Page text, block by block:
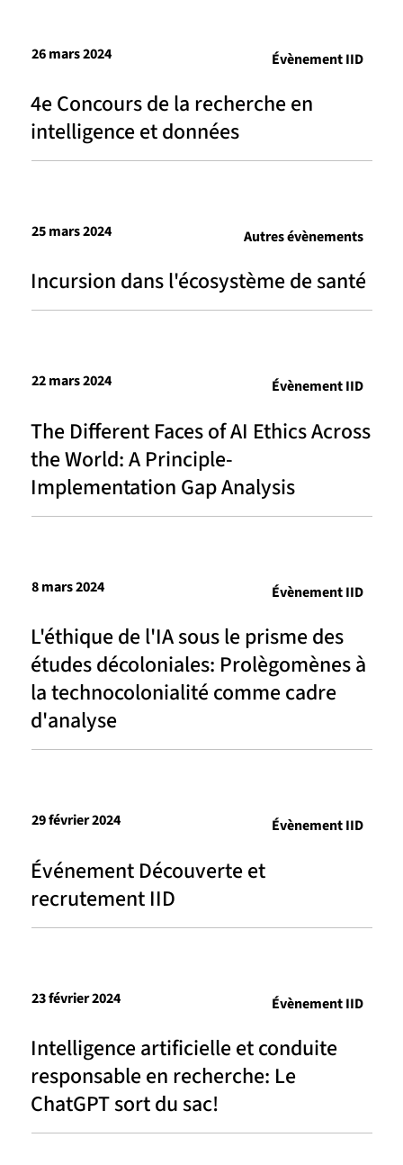
4e Concours de la recherche en
intelligence et données
26 mars 2024 Évènement IID
Incursion dans l'écosystème de santé
25 mars 2024 Autres évènements
The Different Faces of AI Ethics Across
the World: A Principle-
Implementation Gap Analysis
22 mars 2024 Évènement IID
L'éthique de l'IA sous le prisme des
études décoloniales: Prolègomènes à
la technocolonialité comme cadre
d'analyse
8 mars 2024 Évènement IID
Événement Découverte et
recrutement IID
29 février 2024 Évènement IID
Intelligence artificielle et conduite
responsable en recherche: Le
ChatGPT sort du sac!
23 février 2024 Évènement IID